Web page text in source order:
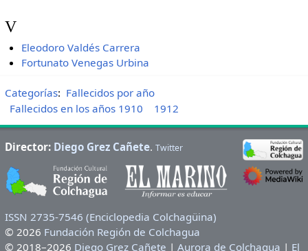
V
Eleodoro Valdés Carrera
Fortunato Venegas Urbina
Categorías: Fallecidos por año
Fallecidos en los años 1910
1912
Director: Diego Grez Cañete. Twitter
ISSN 2735-7546 (Enciclopedia Colchagüina)
© 2026 Fundación Región de Colchagua
© 2018–2026 Diego Grez Cañete | Aurora de Colchagua | El